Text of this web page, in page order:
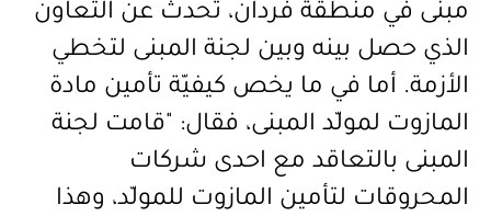
مبنى في منطقة فردان، تحدث عن التعاون
الذي حصل بينه وبين لجنة المبنى لتخطي
الأزمة. أما في ما يخص كيفيّة تأمين مادة
المازوت لمولّد المبنى، فقال: "قامت لجنة
المبنى بالتعاقد مع احدى شركات
المحروقات لتأمين المازوت للمولّد، وهذا